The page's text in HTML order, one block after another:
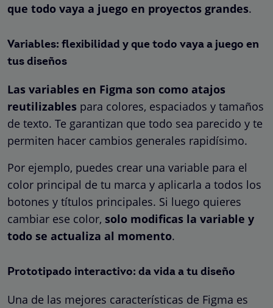
que todo vaya a juego en proyectos grandes.
Variables: flexibilidad y que todo vaya a juego en
tus diseños
Las variables en Figma son como atajos
reutilizables para colores, espaciados y tamaños
de texto. Te garantizan que todo sea parecido y te
permiten hacer cambios generales rapidísimo.
Por ejemplo, puedes crear una variable para el
color principal de tu marca y aplicarla a todos los
botones y títulos principales. Si luego quieres
cambiar ese color, solo modificas la variable y
todo se actualiza al momento.
Prototipado interactivo: da vida a tu diseño
Una de las mejores características de Figma es